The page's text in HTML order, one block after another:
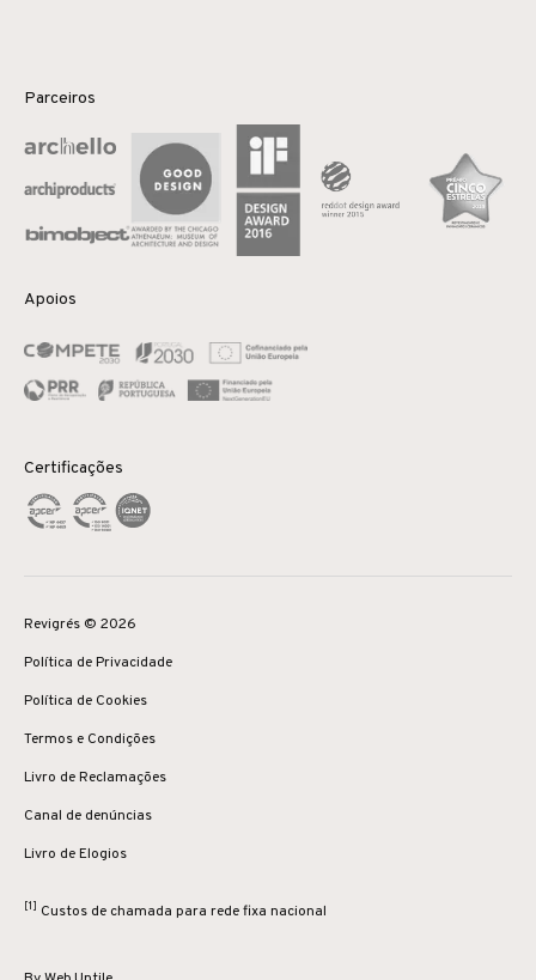
Parceiros
Apoios
Certificações
Revigrés © 2026
Política de Privacidade
Política de Cookies
Termos e Condições
Livro de Reclamações
Canal de denúncias
Livro de Elogios
[1] Custos de chamada para rede fixa nacional